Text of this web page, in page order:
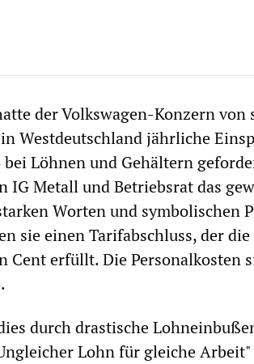
der Volkswagen-Konzern von
Westdeutschland jährliche
Löhnen und Gehältern
IG Metall und Betriebsrat das
Worten und symbolischen
sie einen Tarifabschluss, der
Cent erfüllt. Die Personalkosten
durch drastische
Lohn für gleiche